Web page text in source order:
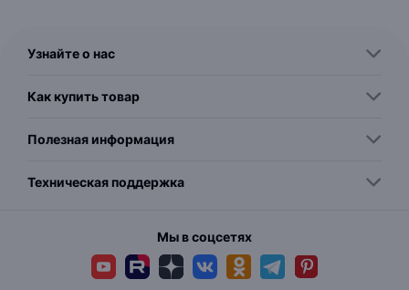
Узнайте о нас
Как купить товар
Полезная информация
Техническая поддержка
Мы в соцсетях